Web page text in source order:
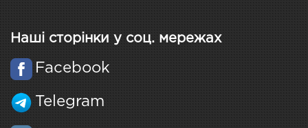
Наші сторінки у соц. мережах
Facebook
Telegram